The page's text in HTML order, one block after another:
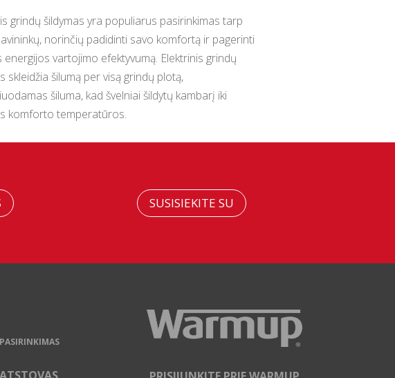
grindų šildymas yra populiarus pasirinkimas tarp
norinčių padidinti savo komfortą ir pagerinti
energijos vartojimo efektyvumą. Elektrinis grindų
skleidžia šilumą per visą grindų plotą,
šiluma, kad švelniai šildytų kambarį iki
komforto temperatūros.
SUSISIEKITE SU